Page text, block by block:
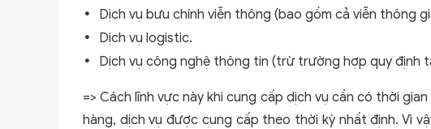
Dịch vụ bưu chính viễn thông (bao gồm cả viễn thông
Dịch vụ logistic.
Dịch vụ công nghệ thông tin (trừ trường hợp quy định
=> Cách lĩnh vực này khi cung cấp dịch vụ cần có thời
hàng, dịch vụ được cung cấp theo thời kỳ nhất định. Vì